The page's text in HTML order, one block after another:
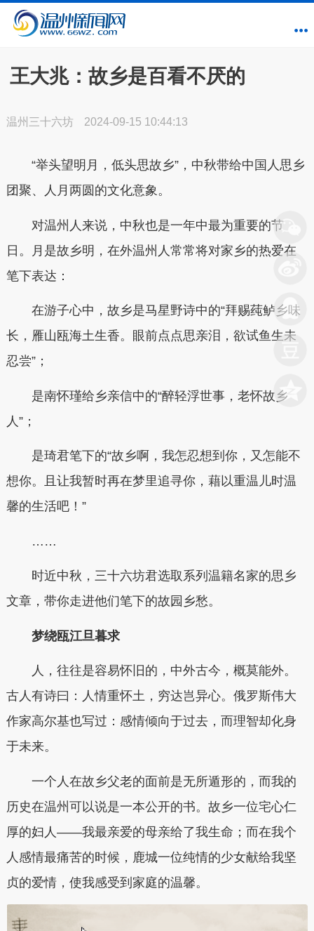
王大兆：故乡是百看不厌的
温州三十六坊 2024-09-15 10:44:13
“举头望明月，低头思故乡”，中秋带给中国人思乡
团聚、人月两圆的文化意象。
对温州人来说，中秋也是一年中最为重要的节
日。月是故乡明，在外温州人常常将对家乡的热爱在
笔下表达：
在游子心中，故乡是马星野诗中的“拜赐莼鲈乡味
长，雁山瓯海土生香。眼前点点思亲泪，欲试鱼生未
忍尝”；
是南怀瑾给乡亲信中的“醉轻浮世事，老怀故乡
人”；
是琦君笔下的“故乡啊，我怎忍想到你，又怎能不
想你。且让我暂时再在梦里追寻你，藉以重温儿时温
馨的生活吧！”
……
时近中秋，三十六坊君选取系列温籍名家的思乡
文章，带你走进他们笔下的故园乡愁。
梦绕瓯江旦暮求
人，往往是容易怀旧的，中外古今，概莫能外。
古人有诗曰：人情重怀土，穷达岂异心。俄罗斯伟大
作家高尔基也写过：感情倾向于过去，而理智却化身
于未来。
一个人在故乡父老的面前是无所遁形的，而我的
历史在温州可以说是一本公开的书。故乡一位宅心仁
厚的妇人——我最亲爱的母亲给了我生命；而在我个
人感情最痛苦的时候，鹿城一位纯情的少女献给我坚
贞的爱情，使我感受到家庭的温馨。